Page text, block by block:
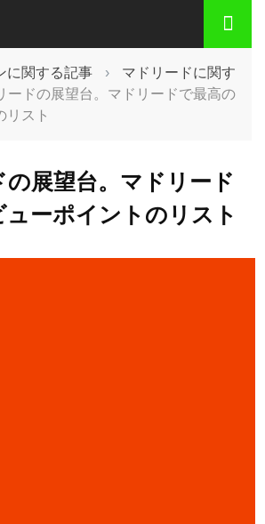
に関する記事 ›
マドリードに関す
ードの展望台。マドリードで最高の
リスト
の展望台。マドリード
ューポイントのリスト